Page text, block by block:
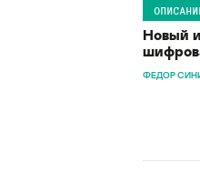
Новый
ФЕДОР